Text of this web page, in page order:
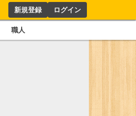
新規登録 ログイン
職人